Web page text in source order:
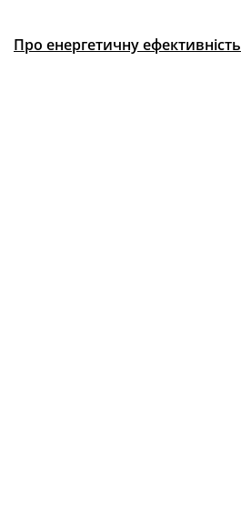
Про енергетичну ефективність